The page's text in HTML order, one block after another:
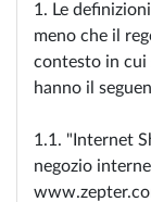
1. Le
meno che il
contesto in cui
hanno il
1.1. "Internet
negozio